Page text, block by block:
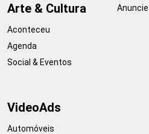
Arte & Cultura
Aconteceu
Agenda
Social & Eventos
Anuncie
VideoAds
Automóveis